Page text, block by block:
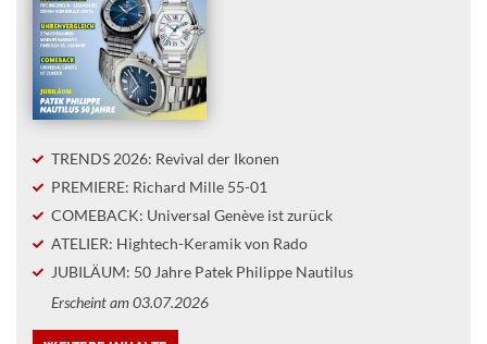
TRENDS 2026: Revival der Ikonen
PREMIERE: Richard Mille 55-01
COMEBACK: Universal Genève ist zurück
ATELIER: Hightech-Keramik von Rado
JUBILÄUM: 50 Jahre Patek Philippe Nautilus
Erscheint am 03.07.2026